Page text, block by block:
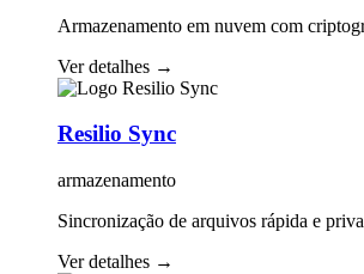
Armazenamento em nuvem com
Ver detalhes →
Resilio Sync
armazenamento
Sincronização de arquivos rápida e
Ver detalhes →